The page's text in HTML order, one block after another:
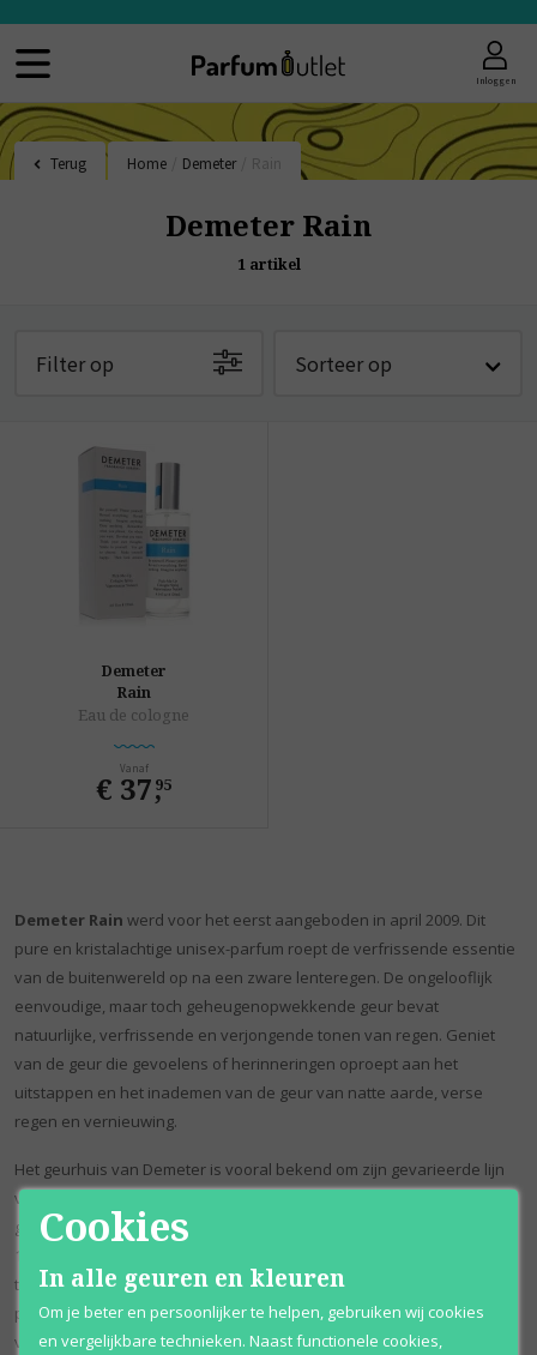
Inloggen
Terug Home Demeter
Demeter Rain
1 artikel
Filter op Sorteer op
Demeter
Rain
Eau de cologne
Vanaf
€ 37,
95
Demeter Rain werd voor het eerst aangeboden in april 2009. Dit
pure en kristalachtige unisex-parfum roept de verfrissende essentie
van de buitenwereld op na een zware lenteregen. De ongelooflijk
eenvoudige, maar toch geheugenopwekkende geur bevat
natuurlijke, verfrissende en verjongende tonen van regen. Geniet
van de geur die gevoelens of herinneringen oproept aan het
uitstappen en het inademen van de geur van natte aarde, verse
regen en vernieuwing.
Het geurhuis van Demeter is vooral bekend om zijn gevarieerde lijn
van eenvoudige, verleidelijke geuren die zich richten op favoriete
geuren uit het dagelijks leven. Het Amerikaanse bedrijf, opgericht in
1996 door Christopher Brosius en Christopher Gable, heeft een
thuisbasis in de staat Pennsylvania. Veel van de niet-kieskeurige
parfumaanbiedingen van het populaire merk zijn speciaal gemaakt
voor eenvoud met composities die vaak heel weinig of slechts één
Cookies
In alle geuren en kleuren
Om je beter en persoonlijker te helpen, gebruiken wij cookies
en vergelijkbare technieken. Naast functionele cookies,